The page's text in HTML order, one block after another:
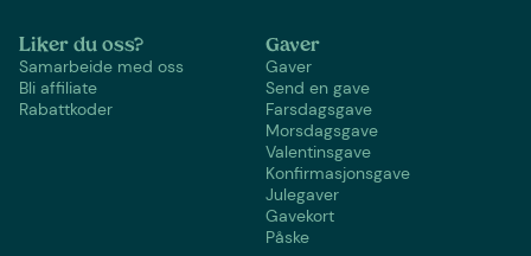
Liker du oss?
Samarbeide med oss
Bli affiliate
Rabattkoder
Gaver
Gaver
Send en gave
Farsdagsgave
Morsdagsgave
Valentinsgave
Konfirmasjonsgave
Julegaver
Gavekort
Påske